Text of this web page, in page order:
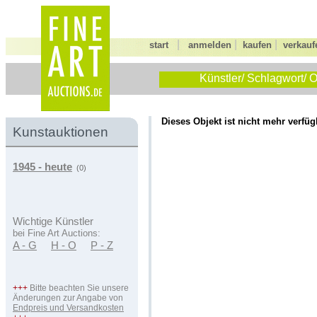
start anmelden kaufen
Künstler/ Schlagwort/
Kunstauktionen
1945 - heute (0)
Wichtige Künstler
bei Fine Art Auctions:
A - G H - O P - Z
+++ Bitte beachten Sie unsere
Änderungen zur Angabe von
Endpreis und Versandkosten
Dieses Objekt ist nicht mehr